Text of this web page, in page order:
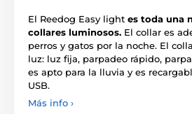
El Reedog Easy light es toda una
collares luminosos. El collar es
perros y gatos por la noche. El
luz: luz fija, parpadeo rápido,
es apto para la lluvia y es
USB.
Más info ›